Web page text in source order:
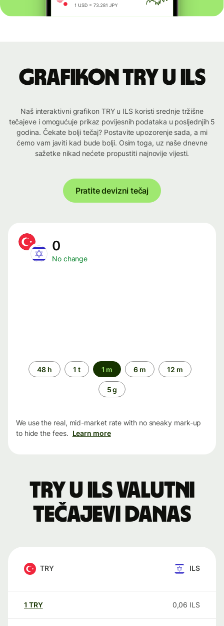
Grafikon TRY u ILS
Naš interaktivni grafikon TRY u ILS koristi srednje tržišne
tečajeve i omogućuje prikaz povijesnih podataka u posljednjih 5
godina. Čekate bolji tečaj? Postavite upozorenje sada, a mi
ćemo vam javiti kad bude bolji. Osim toga, uz naše dnevne
sažetke nikad nećete propustiti najnovije vijesti.
Pratite devizni tečaj
0
No change
Time
period
48 h 1 t 1 m 6 m 12 m
5 g
We use the real, mid-market rate with no sneaky mark-up
to hide the fees. Learn more
TRY u ILS valutni
tečajevi danas
TRY ILS
1 TRY 0,06 ILS